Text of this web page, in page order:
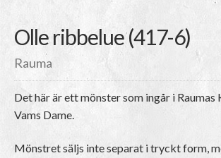
Olle ribbelue (417-6)
Rauma
Det här är ett mönster som ingår i Raumas
Vams Dame.
Mönstret säljs inte separat i tryckt form,